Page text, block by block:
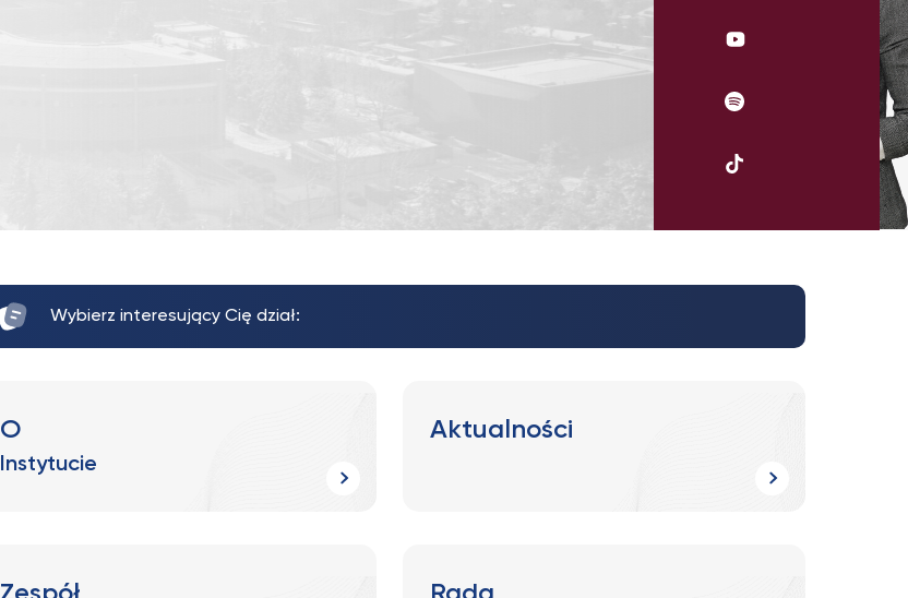
Linkedin
UKSW
UKSW
UKSW
Wybierz interesujący Cię dział:
O
Instytucie
Aktualności